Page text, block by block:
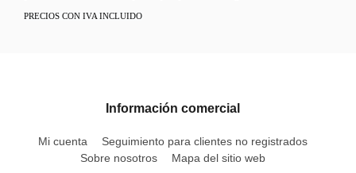
PRECIOS CON IVA INCLUIDO
Información comercial
Mi cuenta
Seguimiento para clientes no registrados
Sobre nosotros
Mapa del sitio web